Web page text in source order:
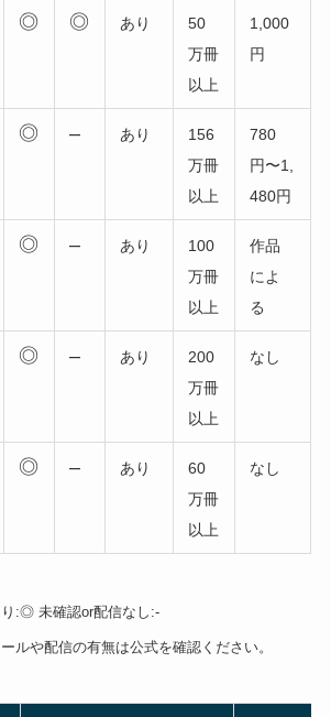
◎ ◎ あり
50
万冊
以上
1,000
円
◎ – あり
156
万冊
以上
780
円〜1,
480円
◎ – あり
100
万冊
以上
作品
によ
る
◎ – あり
200
万冊
以上
なし
◎ – あり
60
万冊
以上
なし
:◎ 未確認or配信なし:-
ルや配信の有無は公式を確認ください。